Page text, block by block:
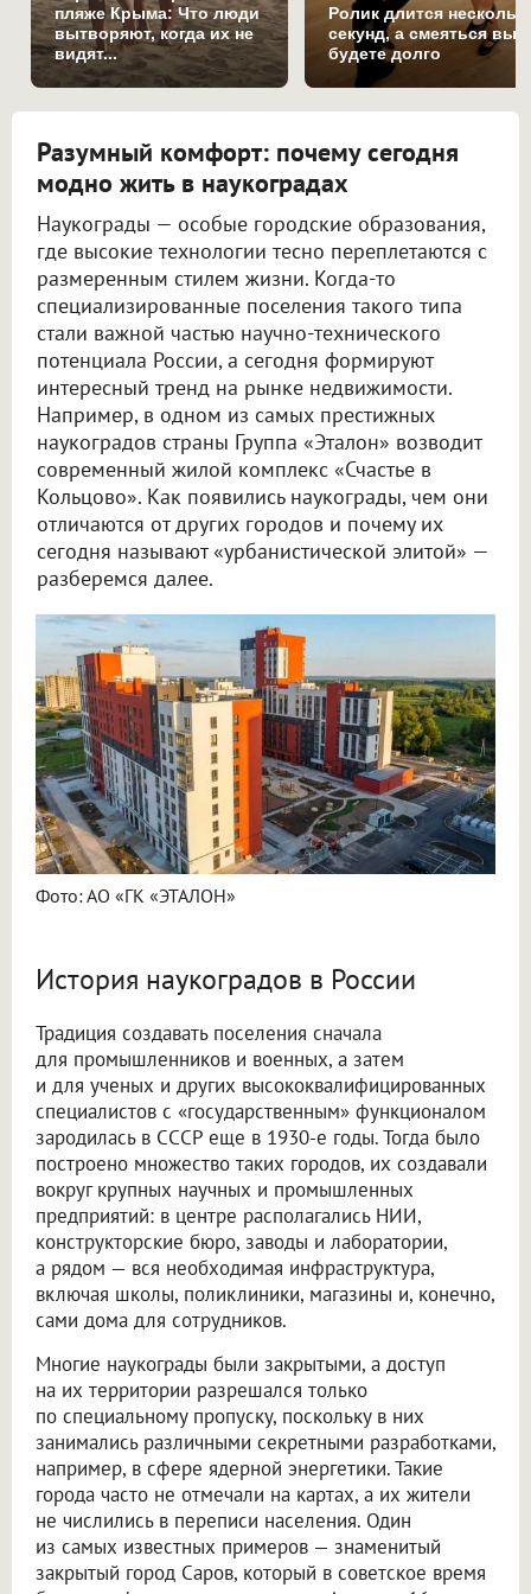
пляже Крыма: Что люди
вытворяют, когда их не
видят...
Ролик длится
секунд, а смеяться вы
будете долго
Разумный комфорт: почему сегодня
модно жить в наукоградах
Наукограды — особые городские образования,
где высокие технологии тесно переплетаются с
размеренным стилем жизни. Когда-то
специализированные поселения такого типа
стали важной частью научно-технического
потенциала России, а сегодня формируют
интересный тренд на рынке недвижимости.
Например, в одном из самых престижных
наукоградов страны Группа «Эталон» возводит
современный жилой комплекс «Счастье в
Кольцово». Как появились наукограды, чем они
отличаются от других городов и почему их
сегодня называют «урбанистической элитой» —
разберемся далее.
Фото: АО «ГК «ЭТАЛОН»
История наукоградов в России
Традиция создавать поселения сначала
для промышленников и военных, а затем
и для ученых и других высококвалифицированных
специалистов с «государственным» функционалом
зародилась в СССР еще в 1930-е годы. Тогда было
построено множество таких городов, их создавали
вокруг крупных научных и промышленных
предприятий: в центре располагались НИИ,
конструкторские бюро, заводы и лаборатории,
а рядом — вся необходимая инфраструктура,
включая школы, поликлиники, магазины и, конечно,
сами дома для сотрудников.
Многие наукограды были закрытыми, а доступ
на их территории разрешался только
по специальному пропуску, поскольку в них
занимались различными секретными разработками,
например, в сфере ядерной энергетики. Такие
города часто не отмечали на картах, а их жители
не числились в переписи населения. Один
из самых известных примеров — знаменитый
закрытый город Саров, который в советское время